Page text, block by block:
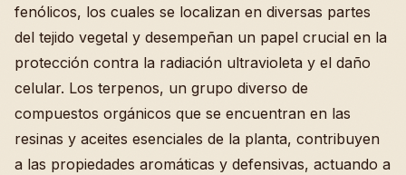
fenólicos, los cuales se localizan en diversas partes
del tejido vegetal y desempeñan un papel crucial en la
protección contra la radiación ultravioleta y el daño
celular. Los terpenos, un grupo diverso de
compuestos orgánicos que se encuentran en las
resinas y aceites esenciales de la planta, contribuyen
a las propiedades aromáticas y defensivas, actuando a